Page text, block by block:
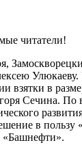
читатели!
взятки в
Сечина. По
в пользу
«Башнефти».